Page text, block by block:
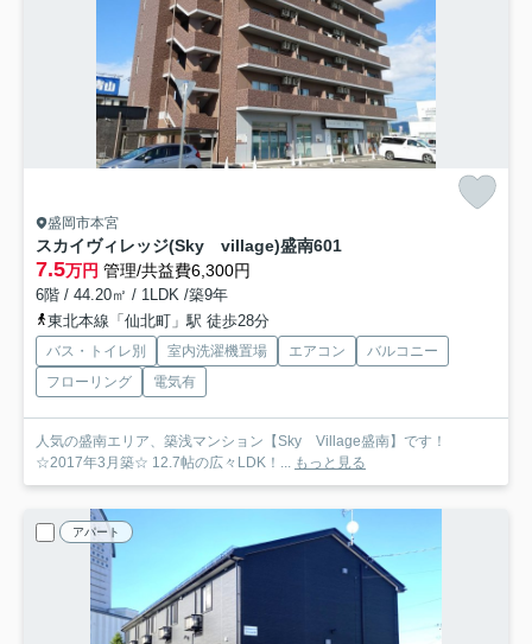
盛岡市本宮
スカイヴィレッジ(Sky village)盛南601
7.5万円 管理/共益費6,300円
6階 / 44.20㎡ / 1LDK /築9年
東北本線「仙北町」駅 徒歩28分
バス・トイレ別 室内洗濯機置場 エアコン
バルコニー
フローリング
電気有
人気の盛南エリア、築浅マンション【Sky Village盛南】です！
☆2017年3月築☆ 12.7帖の広々LDK！...
もっと見る
アパート